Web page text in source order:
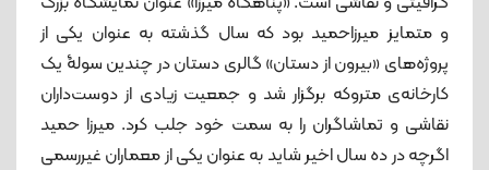
و متمایز میرزاحمید بود که سال گذشته به عنوان یکی از
پروژه‌های «بیرون از دستان» گالری دستان در چندین سولۀ یک
کارخانه‌ی متروکه برگزار شد و جمعیت زیادی از دوست‌داران
نقاشی و تماشاگران را به سمت خود جلب کرد. میرزا حمید
اگرچه در ده سال اخیر شاید به عنوان یکی از معماران غیررسمی